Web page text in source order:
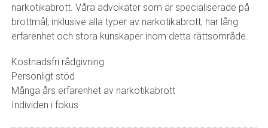
narkotikabrott. Våra advokater som är specialiserade på
brottmål, inklusive alla typer av narkotikabrott, har lång
erfarenhet och stora kunskaper inom detta rättsområde.
Kostnadsfri rådgivning
Personligt stöd
Många års erfarenhet av narkotikabrott
Individen i fokus